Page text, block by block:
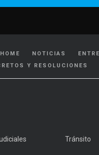
HOME NOTICIAS
Y RESOLUCIONES
Tránsito